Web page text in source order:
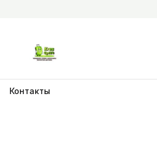
Контакты